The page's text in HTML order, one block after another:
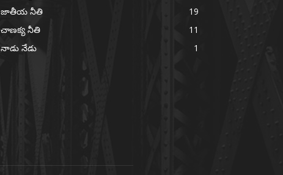
జాతీయ నీతి
19
చాణక్య నీతి
11
నాడు నేడు
1